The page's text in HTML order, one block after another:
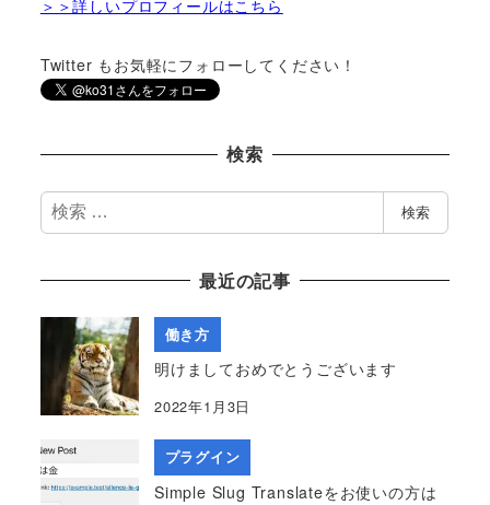
＞＞詳しいプロフィールはこちら
Twitter もお気軽にフォローしてください！
検索
検
索
検索
最近の記事
働き方
明けましておめでとうございます
2022年1月3日
プラグイン
Simple Slug Translateをお使いの方は